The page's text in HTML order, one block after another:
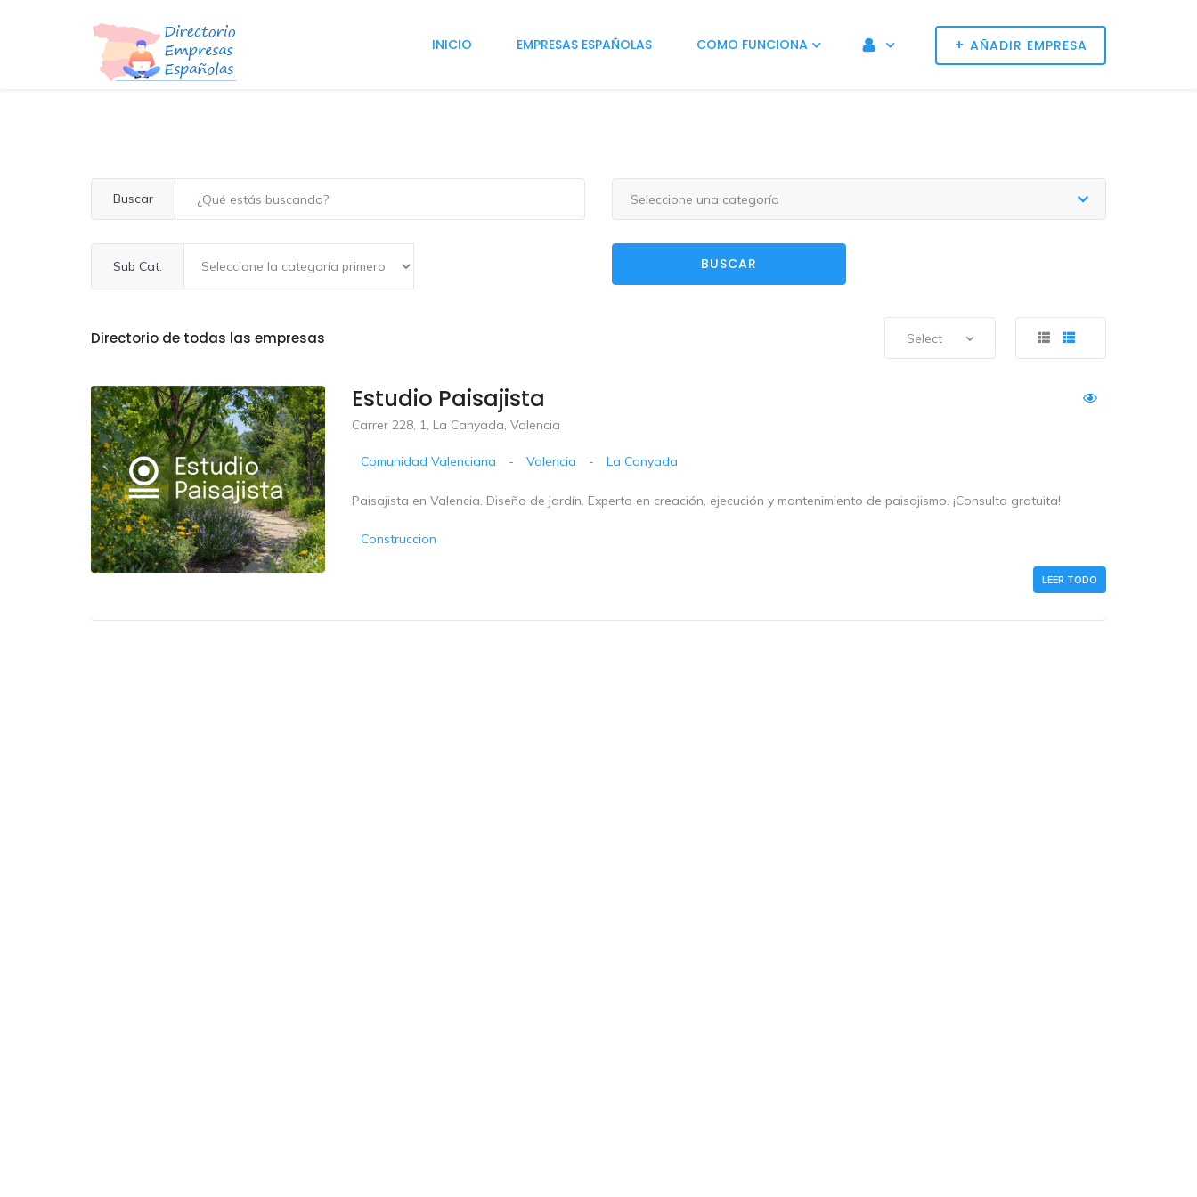
+ AÑADIR EMPRESA
INICIO EMPRESAS ESPAÑOLAS COMO FUNCIONA
Buscar Seleccione una categoría
Sub Cat. BUSCAR
Directorio de todas las empresas Select
Estudio Paisajista
Carrer 228, 1, La Canyada, Valencia
Comunidad Valenciana - Valencia - La Canyada
Paisajista en Valencia. Diseño de jardín. Experto en creación, ejecución y mantenimiento de paisajismo. ¡Consulta gratuita!
Construccion
LEER TODO